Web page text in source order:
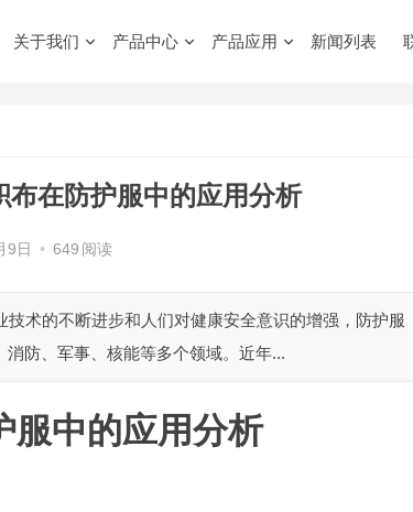
关于我们 产品中心 产品应用 新闻列表
在防护服中的应用分析
9日 • 649 阅读
术的不断进步和人们对健康安全意识的增强，防护服
防、军事、核能等多个领域。近年...
服中的应用分析